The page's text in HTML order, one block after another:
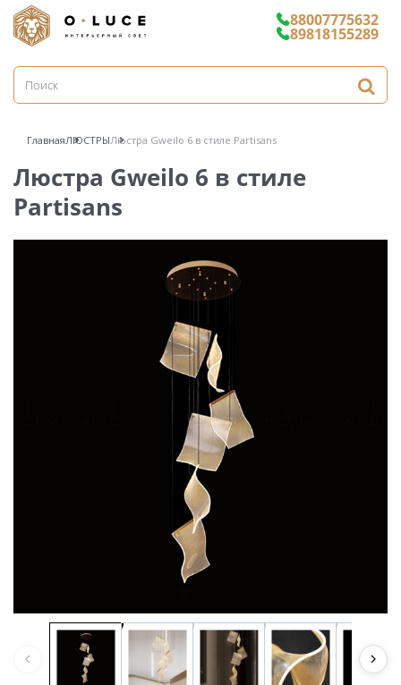
88007775632
89818155289
ГлавнаяЛЮСТРЫЛюстра Gweilo 6 в стиле Partisans
Люстра Gweilo 6 в стиле
Partisans